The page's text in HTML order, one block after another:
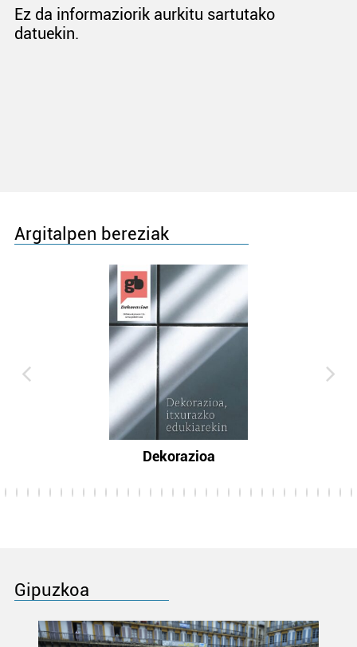
Ez da informaziorik aurkitu sartutako
datuekin.
Argitalpen bereziak
Dekorazioa
Gipuzkoa